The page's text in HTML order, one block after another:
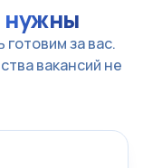
нужны
за вас.
вакансий не